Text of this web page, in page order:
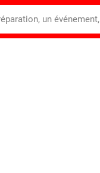
un événement,